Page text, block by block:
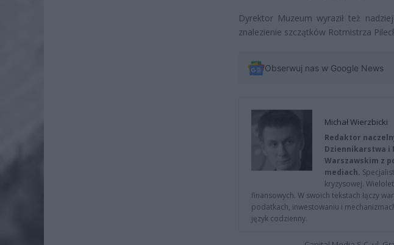
Dyrektor Muzeum wyraził też
znalezienie szczątków Rotmistrza
Obserwuj nas w Google News
Michał Wierzbicki
Redaktor
Dziennikarstwa i
Warszawskim z
mediach.
kryzysowej.
finansowych. W swoich tekstach łączy
podatkach, inwestowaniu i
język codzienny.